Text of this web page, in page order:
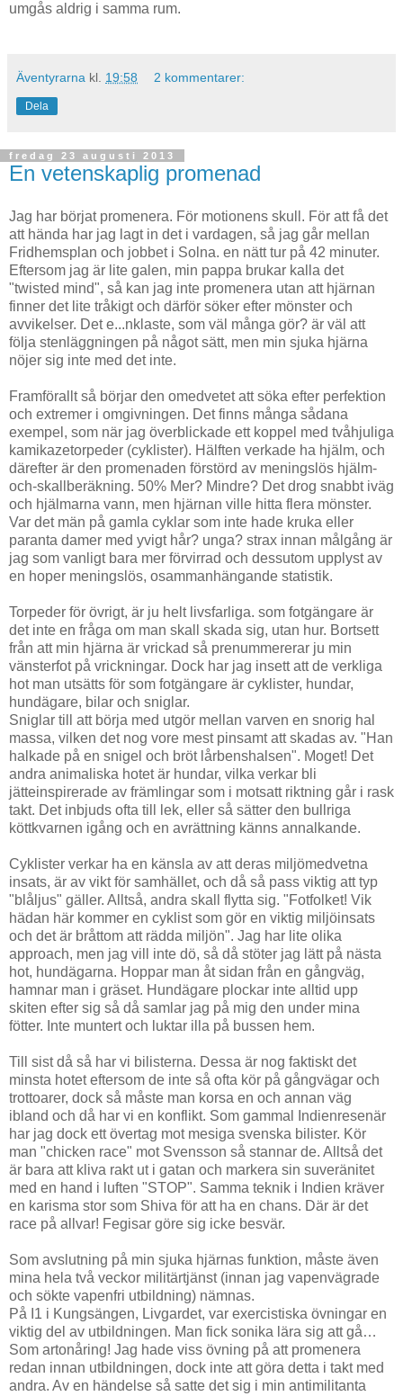
umgås aldrig i samma rum.
Äventyrarna kl. 19:58 2 kommentarer:
Dela
fredag 23 augusti 2013
En vetenskaplig promenad
Jag har börjat promenera. För motionens skull. För att få det
att hända har jag lagt in det i vardagen, så jag går mellan
Fridhemsplan och jobbet i Solna. en nätt tur på 42 minuter.
Eftersom jag är lite galen, min pappa brukar kalla det
"twisted mind", så kan jag inte promenera utan att hjärnan
finner det lite tråkigt och därför söker efter mönster och
avvikelser. Det e...nklaste, som väl många gör? är väl att
följa stenläggningen på något sätt, men min sjuka hjärna
nöjer sig inte med det inte.
Framförallt så börjar den omedvetet att söka efter perfektion
och extremer i omgivningen. Det finns många sådana
exempel, som när jag överblickade ett koppel med tvåhjuliga
kamikazetorpeder (cyklister). Hälften verkade ha hjälm, och
därefter är den promenaden förstörd av meningslös hjälm-
och-skallberäkning. 50% Mer? Mindre? Det drog snabbt iväg
och hjälmarna vann, men hjärnan ville hitta flera mönster.
Var det män på gamla cyklar som inte hade kruka eller
paranta damer med yvigt hår? unga? strax innan målgång är
jag som vanligt bara mer förvirrad och dessutom upplyst av
en hoper meningslös, osammanhängande statistik.
Torpeder för övrigt, är ju helt livsfarliga. som fotgängare är
det inte en fråga om man skall skada sig, utan hur. Bortsett
från att min hjärna är vrickad så prenummererar ju min
vänsterfot på vrickningar. Dock har jag insett att de verkliga
hot man utsätts för som fotgängare är cyklister, hundar,
hundägare, bilar och sniglar.
Sniglar till att börja med utgör mellan varven en snorig hal
massa, vilken det nog vore mest pinsamt att skadas av. "Han
halkade på en snigel och bröt lårbenshalsen". Moget! Det
andra animaliska hotet är hundar, vilka verkar bli
jätteinspirerade av främlingar som i motsatt riktning går i rask
takt. Det inbjuds ofta till lek, eller så sätter den bullriga
köttkvarnen igång och en avrättning känns annalkande.
Cyklister verkar ha en känsla av att deras miljömedvetna
insats, är av vikt för samhället, och då så pass viktig att typ
"blåljus" gäller. Alltså, andra skall flytta sig. "Fotfolket! Vik
hädan här kommer en cyklist som gör en viktig miljöinsats
och det är bråttom att rädda miljön". Jag har lite olika
approach, men jag vill inte dö, så då stöter jag lätt på nästa
hot, hundägarna. Hoppar man åt sidan från en gångväg,
hamnar man i gräset. Hundägare plockar inte alltid upp
skiten efter sig så då samlar jag på mig den under mina
fötter. Inte muntert och luktar illa på bussen hem.
Till sist då så har vi bilisterna. Dessa är nog faktiskt det
minsta hotet eftersom de inte så ofta kör på gångvägar och
trottoarer, dock så måste man korsa en och annan väg
ibland och då har vi en konflikt. Som gammal Indienresenär
har jag dock ett övertag mot mesiga svenska bilister. Kör
man "chicken race" mot Svensson så stannar de. Alltså det
är bara att kliva rakt ut i gatan och markera sin suveränitet
med en hand i luften "STOP". Samma teknik i Indien kräver
en karisma stor som Shiva för att ha en chans. Där är det
race på allvar! Fegisar göre sig icke besvär.
Som avslutning på min sjuka hjärnas funktion, måste även
mina hela två veckor militärtjänst (innan jag vapenvägrade
och sökte vapenfri utbildning) nämnas.
På I1 i Kungsängen, Livgardet, var exercistiska övningar en
viktig del av utbildningen. Man fick sonika lära sig att gå…
Som artonåring! Jag hade viss övning på att promenera
redan innan utbildningen, dock inte att göra detta i takt med
andra. Av en händelse så satte det sig i min antimilitanta